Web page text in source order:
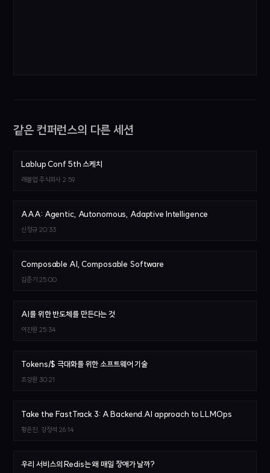
같은 컨퍼런스의 다른 세션
Lablup Conf 5th 스케치
래블업 주식회사 2:59
AAA: Agentic, Autonomous, Adaptive Intelligence
신정규 20:33
Composable AI, Composable Software
김준기 25:00
AI를 위한 반도체를 만든다는 것
이진원 25:34
Tokens/$ 극대화를 위한 소프트웨어 기술
조강원 30:21
Take the FastTrack 3: A Backend.AI approach to LLMOps
황은진, 강정석 26:14
우리 서비스의 Redis는 왜 매일 장애가 날까?